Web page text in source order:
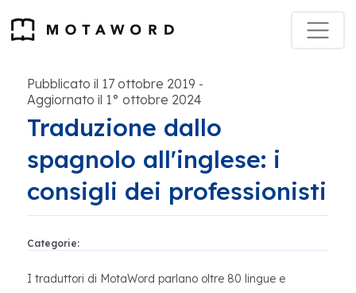
Pubblicato il 17 ottobre 2019 -
Aggiornato il 1° ottobre 2024
Traduzione dallo
spagnolo all'inglese: i
consigli dei professionisti
Categorie:
I traduttori di MotaWord parlano oltre 80 lingue e